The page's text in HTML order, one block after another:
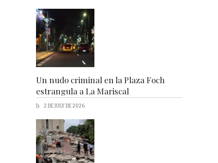
Un nudo criminal en la Plaza Foch
estrangula a La Mariscal
2 DE JULY DE 2026